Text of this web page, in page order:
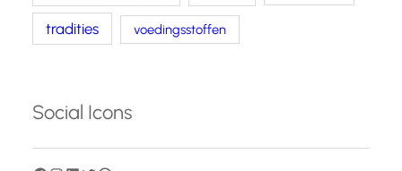
tradities voedingsstoffen
Social Icons